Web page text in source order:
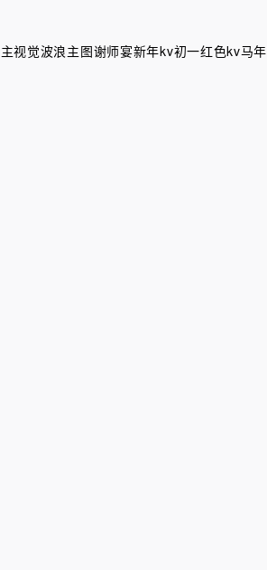
主视觉波浪主图谢师宴新年kv初一红色kv马年